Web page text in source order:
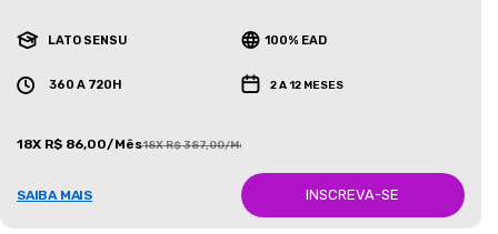
LATO SENSU 100% EAD
360 A 720H 2 A 12 MESES
18X R$ 86,00/Mês18X R$ 387,00/Mês
SAIBA MAIS INSCREVA-SE